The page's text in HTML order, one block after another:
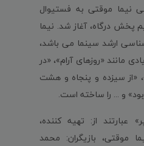
نیما موقتی به فستیوال
پخش درگاه، آغاز شد. نیما
ارشد سینما می باشد،
مانند «روزهای آرام»، «در
«از سیزده و پنجاه و هشت
و ... را ساخته است.
عبارتند از: تهیه کننده،
موقتی، بازیگران: محمد